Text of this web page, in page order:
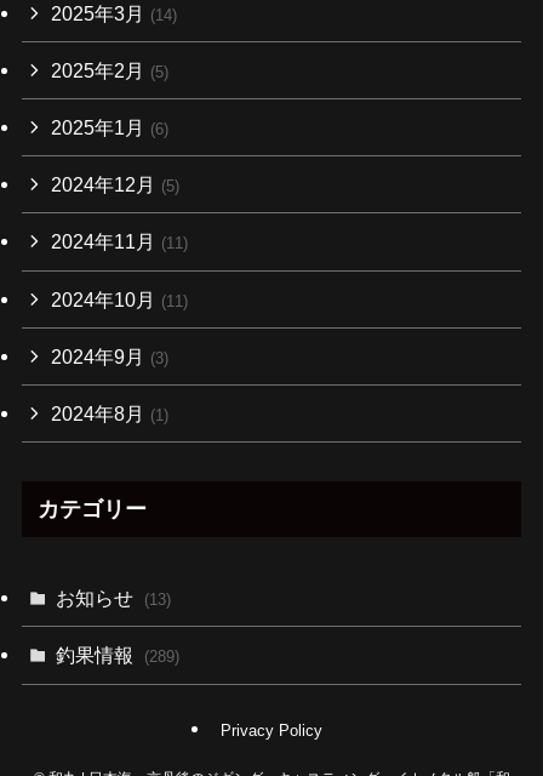
2025年3月 (14)
2025年2月 (5)
2025年1月 (6)
2024年12月 (5)
2024年11月 (11)
2024年10月 (11)
2024年9月 (3)
2024年8月 (1)
カテゴリー
お知らせ (13)
釣果情報 (289)
Privacy Policy